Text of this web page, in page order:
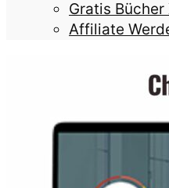
Gratis Bücher
Affiliate